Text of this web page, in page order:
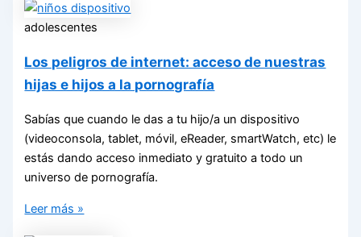
adolescentes
Los peligros de internet: acceso de nuestras
hijas e hijos a la pornografía
Sabías que cuando le das a tu hijo/a un dispositivo
(videoconsola, tablet, móvil, eReader, smartWatch, etc) le
estás dando acceso inmediato y gratuito a todo un
universo de pornografía.
Leer más »